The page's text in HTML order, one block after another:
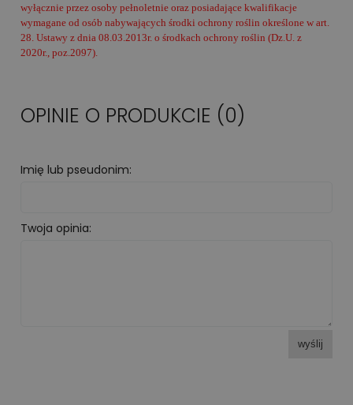
wyłącznie przez osoby pełnoletnie oraz posiadające kwalifikacje
wymagane od osób nabywających środki ochrony roślin określone w art.
28. Ustawy z dnia 08.03.2013r. o środkach ochrony roślin (Dz.U. z
2020r., poz.2097).
OPINIE O PRODUKCIE (0)
Imię lub pseudonim:
Twoja opinia:
wyślij